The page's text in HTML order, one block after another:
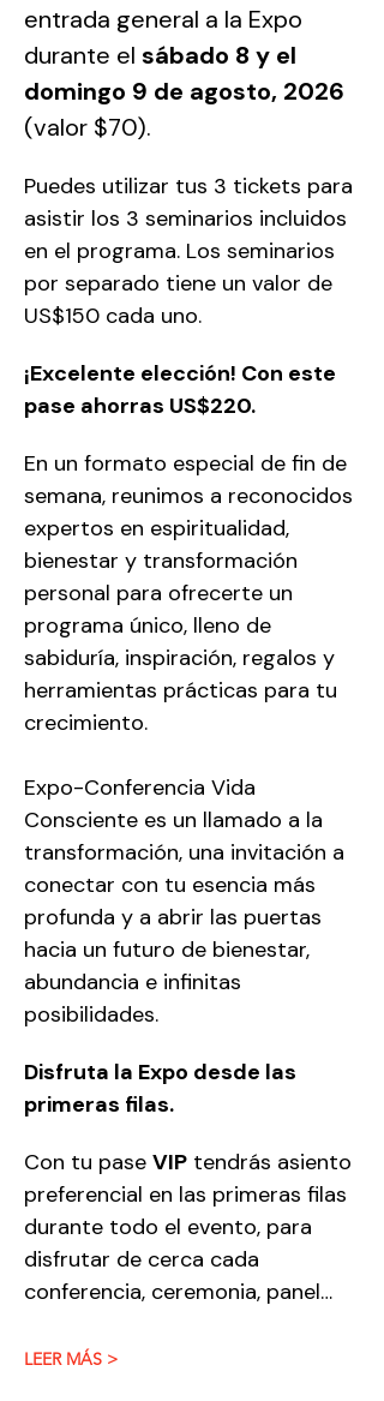
entrada general a la Expo
durante el sábado 8 y el
domingo 9 de agosto, 2026
(valor $70).
Puedes utilizar tus 3 tickets para
asistir los 3 seminarios incluidos
en el programa. Los seminarios
por separado tiene un valor de
US$150 cada uno.
¡Excelente elección! Con este
pase ahorras US$220.
En un formato especial de fin de
semana, reunimos a reconocidos
expertos en espiritualidad,
bienestar y transformación
personal para ofrecerte un
programa único, lleno de
sabiduría, inspiración, regalos y
herramientas prácticas para tu
crecimiento.
Expo-Conferencia Vida
Consciente es un llamado a la
transformación, una invitación a
conectar con tu esencia más
profunda y a abrir las puertas
hacia un futuro de bienestar,
abundancia e infinitas
posibilidades.
Disfruta la Expo desde las
primeras filas.
Con tu pase VIP tendrás asiento
preferencial en las primeras filas
durante todo el evento, para
disfrutar de cerca cada
conferencia, ceremonia, panel…
LEER MÁS >